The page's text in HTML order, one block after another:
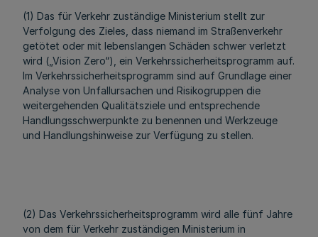
(1) Das für Verkehr zuständige Ministerium stellt zur
Verfolgung des Zieles, dass niemand im Straßenverkehr
getötet oder mit lebenslangen Schäden schwer verletzt
wird („Vision Zero“), ein Verkehrssicherheitsprogramm auf.
Im Verkehrssicherheitsprogramm sind auf Grundlage einer
Analyse von Unfallursachen und Risikogruppen die
weitergehenden Qualitätsziele und entsprechende
Handlungsschwerpunkte zu benennen und Werkzeuge
und Handlungshinweise zur Verfügung zu stellen.
(2) Das Verkehrssicherheitsprogramm wird alle fünf Jahre
von dem für Verkehr zuständigen Ministerium in